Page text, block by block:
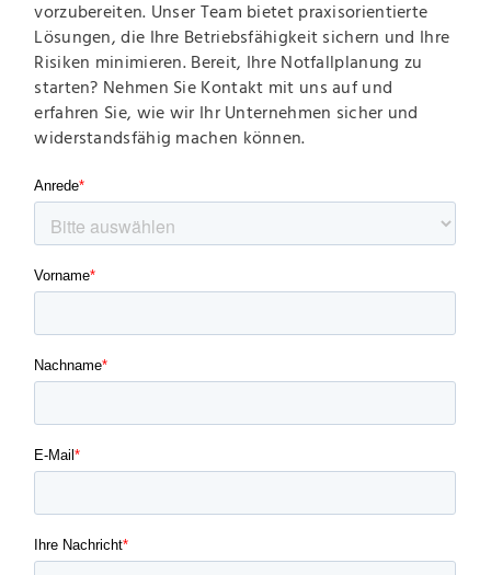
vorzubereiten. Unser Team bietet praxisorientierte
Lösungen, die Ihre Betriebsfähigkeit sichern und Ihre
Risiken minimieren. Bereit, Ihre Notfallplanung zu
starten? Nehmen Sie Kontakt mit uns auf und
erfahren Sie, wie wir Ihr Unternehmen sicher und
widerstandsfähig machen können.